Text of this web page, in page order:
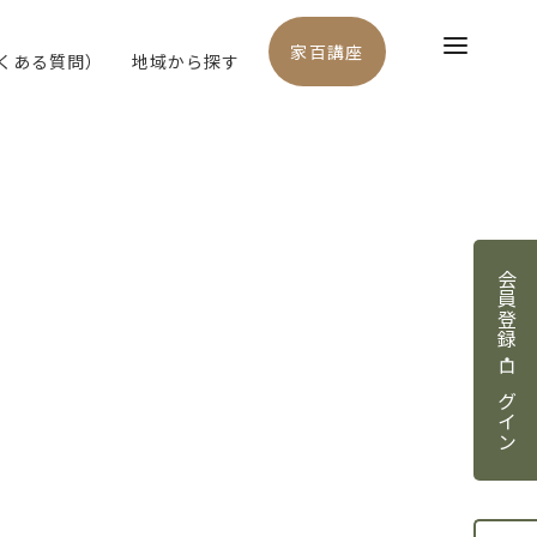
会員登録・ログイン
ある質問） 地域から探す 家百講座